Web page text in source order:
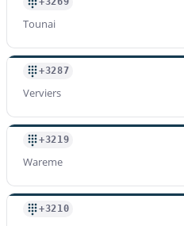
Tounai
+3287
Verviers
+3219
Wareme
+3210